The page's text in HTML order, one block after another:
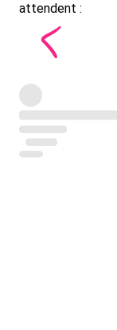
attendent :